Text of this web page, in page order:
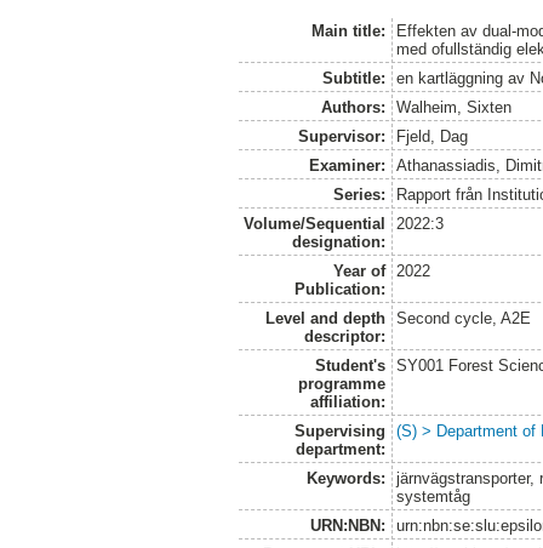
Main title:
Effekten av dual-
med ofullständig
Subtitle:
en kartläggning av
Authors:
Walheim, Sixten
Supervisor:
Fjeld, Dag
Examiner:
Athanassiadis,
Series:
Rapport från
Volume/Sequential
designation:
2022:3
Year of
Publication:
2022
Level and depth
descriptor:
Second cycle, A2E
Student's
programme
affiliation:
SY001 Forest
Supervising
department:
(S) > Department of
Keywords:
järnvägstransporter,
systemtåg
URN:NBN: